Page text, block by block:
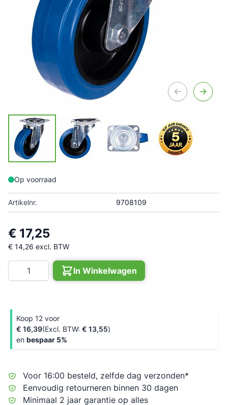
Op voorraad
Artikelnr. 9708109
€ 17,25
€ 14,26 excl. BTW
Aantal
In Winkelwagen
Koop 12 voor
€ 16,39
€ 13,55
en bespaar 5%
Voor 16:00 besteld, zelfde dag verzonden*
Eenvoudig retourneren binnen 30 dagen
Minimaal 2 jaar garantie op alles